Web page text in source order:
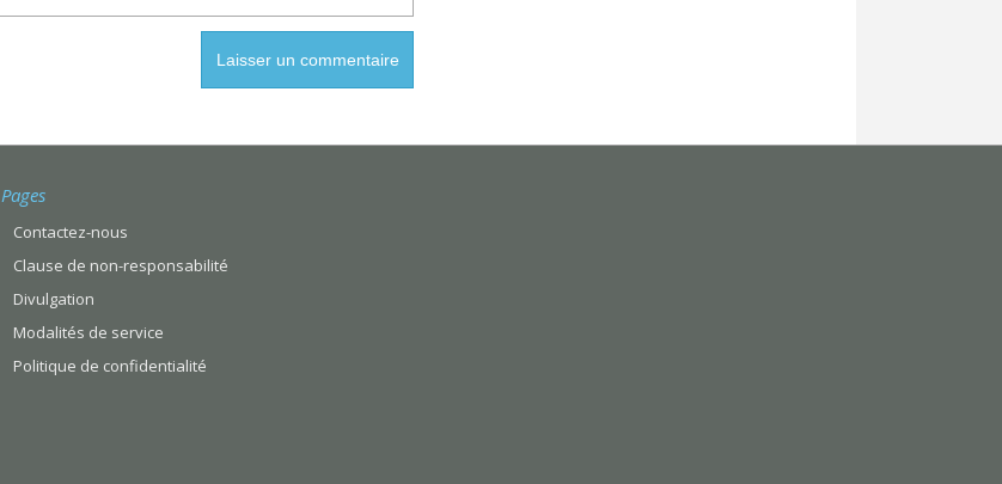
Pages
Contactez-nous
Clause de non-responsabilité
Divulgation
Modalités de service
Politique de confidentialité